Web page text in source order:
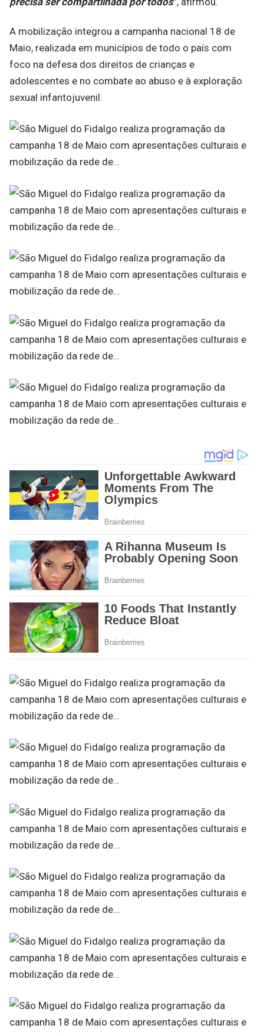
A mobilização integrou a campanha nacional 18 de
Maio, realizada em municípios de todo o país com
foco na defesa dos direitos de crianças e
adolescentes e no combate ao abuso e à exploração
sexual infantojuvenil.